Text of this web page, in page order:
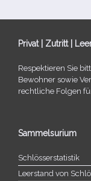
Privat | Zutritt |
Respektieren Sie
Bewohner sowie
recht­li­che Folgen
Sammelsurium
Schlösserstatistik
Leerstand von